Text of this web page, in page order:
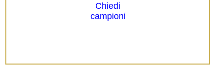
Chiedi
campioni